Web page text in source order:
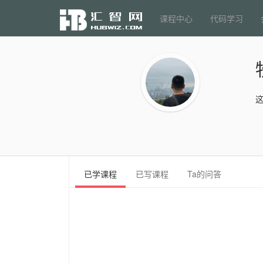
课程中心 代码学习
已学课程 已写课程 Ta的问答